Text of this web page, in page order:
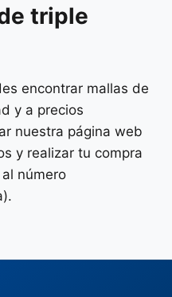
triple
encontrar mallas de
y a precios
nuestra página web
y realizar tu compra
número